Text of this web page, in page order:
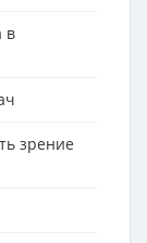
в
зрение